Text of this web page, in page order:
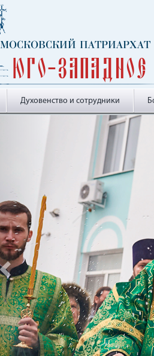
МОСКОВСКИЙ ПАТРИАРХАТ
Юго-
Духовенство и сотрудники